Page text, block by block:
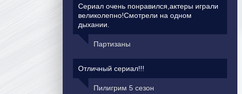
Сериал очень понравился,актеры играли
великолепно!Смотрели на одном
дыхании.
Партизаны
Отличный сериал!!!
Пилигрим 5 сезон